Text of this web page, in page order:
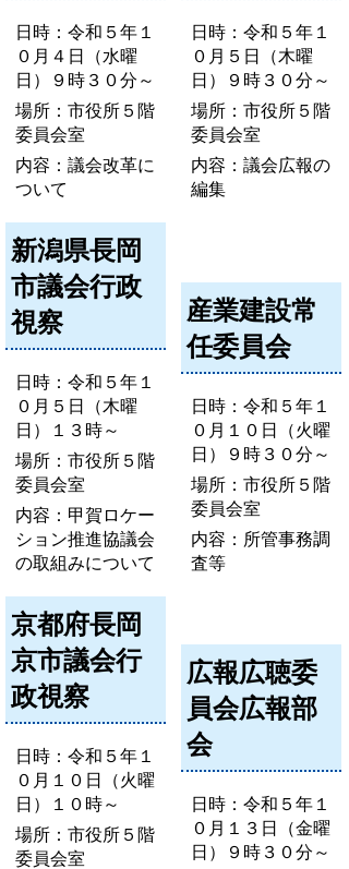
日時：令和５年１
０月４日（水曜
日）９時３０分～
場所：市役所５階
委員会室
内容：議会改革に
ついて
日時：令和５年１
０月５日（木曜
日）９時３０分～
場所：市役所５階
委員会室
内容：議会広報の
編集
新潟県長岡
市議会行政
視察
日時：令和５年１
０月５日（木曜
日）１３時～
場所：市役所５階
委員会室
内容：甲賀ロケー
ション推進協議会
の取組みについて
産業建設常
任委員会
日時：令和５年１
０月１０日（火曜
日）９時３０分～
場所：市役所５階
委員会室
内容：所管事務調
査等
京都府長岡
京市議会行
政視察
日時：令和５年１
０月１０日（火曜
日）１０時～
場所：市役所５階
委員会室
広報広聴委
員会広報部
会
日時：令和５年１
０月１３日（金曜
日）９時３０分～